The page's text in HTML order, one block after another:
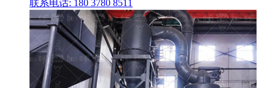
联系电话: 180 3780 8511